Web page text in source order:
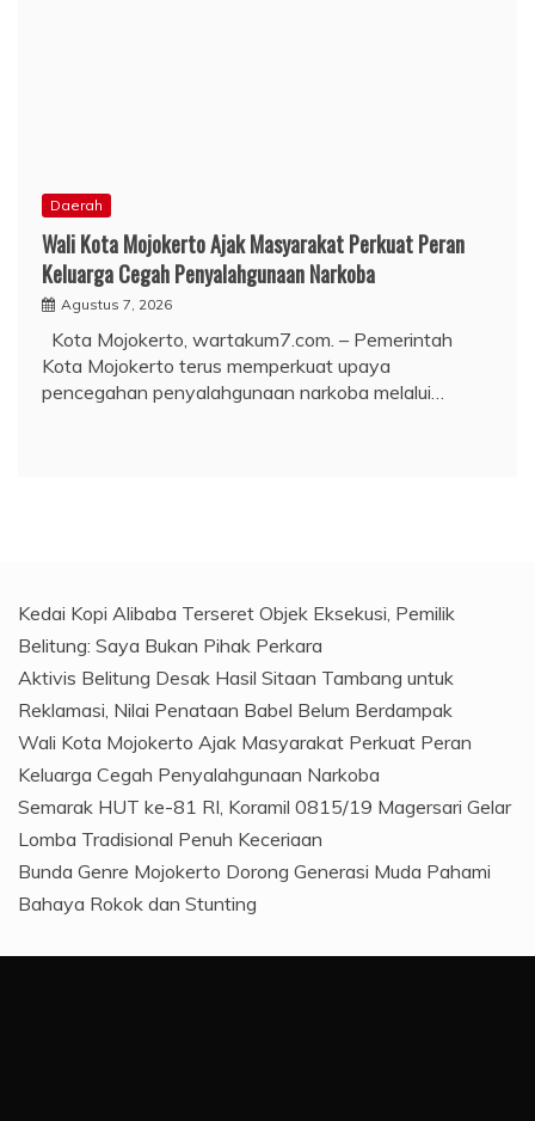
Daerah
Wali Kota Mojokerto Ajak Masyarakat Perkuat Peran
Keluarga Cegah Penyalahgunaan Narkoba
Agustus 7, 2026
Kota Mojokerto, wartakum7.com. – Pemerintah
Kota Mojokerto terus memperkuat upaya
pencegahan penyalahgunaan narkoba melalui…
Kedai Kopi Alibaba Terseret Objek Eksekusi, Pemilik
Belitung: Saya Bukan Pihak Perkara
Aktivis Belitung Desak Hasil Sitaan Tambang untuk
Reklamasi, Nilai Penataan Babel Belum Berdampak
Wali Kota Mojokerto Ajak Masyarakat Perkuat Peran
Keluarga Cegah Penyalahgunaan Narkoba
Semarak HUT ke-81 RI, Koramil 0815/19 Magersari Gelar
Lomba Tradisional Penuh Keceriaan
Bunda Genre Mojokerto Dorong Generasi Muda Pahami
Bahaya Rokok dan Stunting